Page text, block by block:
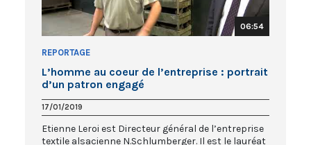
06:54
REPORTAGE
L’homme au coeur de l’entreprise : portrait
d’un patron engagé
17/01/2019
Etienne Leroi est Directeur général de l’entreprise
textile alsacienne N.Schlumberger. Il est le lauréat